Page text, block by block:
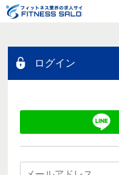
ログイン